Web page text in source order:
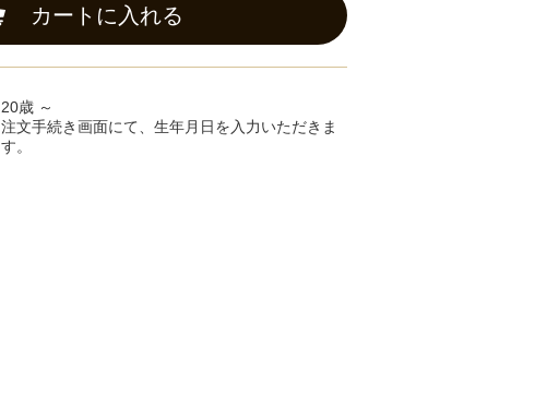
カートに入れる
20歳 ～
注文手続き画面にて、生年月日を入力いただきま
す。